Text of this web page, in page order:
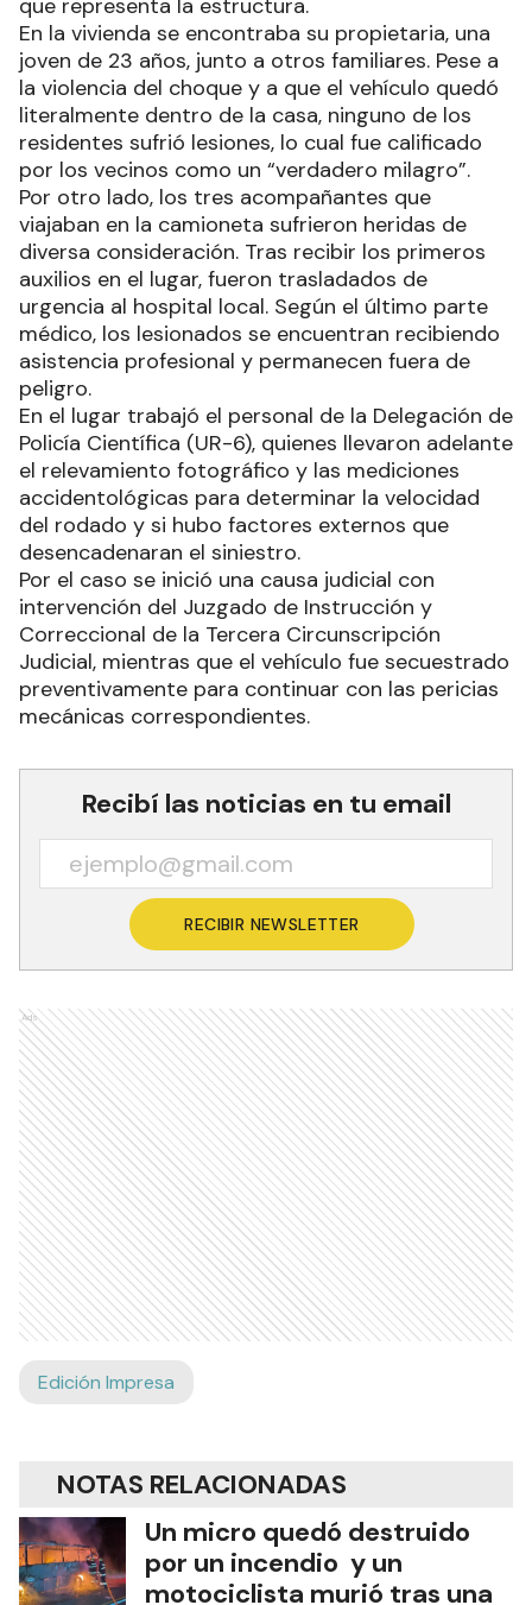
que representa la estructura.
En la vivienda se encontraba su propietaria, una
joven de 23 años, junto a otros familiares. Pese a
la violencia del choque y a que el vehículo quedó
literalmente dentro de la casa, ninguno de los
residentes sufrió lesiones, lo cual fue calificado
por los vecinos como un “verdadero milagro”.
Por otro lado, los tres acompañantes que
viajaban en la camioneta sufrieron heridas de
diversa consideración. Tras recibir los primeros
auxilios en el lugar, fueron trasladados de
urgencia al hospital local. Según el último parte
médico, los lesionados se encuentran recibiendo
asistencia profesional y permanecen fuera de
peligro.
En el lugar trabajó el personal de la Delegación de
Policía Científica (UR-6), quienes llevaron adelante
el relevamiento fotográfico y las mediciones
accidentológicas para determinar la velocidad
del rodado y si hubo factores externos que
desencadenaran el siniestro.
Por el caso se inició una causa judicial con
intervención del Juzgado de Instrucción y
Correccional de la Tercera Circunscripción
Judicial, mientras que el vehículo fue secuestrado
preventivamente para continuar con las pericias
mecánicas correspondientes.
Recibí las noticias en tu email
RECIBIR NEWSLETTER
Ads
Edición Impresa
NOTAS RELACIONADAS
Un micro quedó destruido
por un incendio y un
motociclista murió tras una